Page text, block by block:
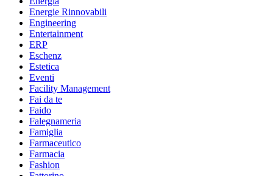
Energie Rinnovabili
Engineering
Entertainment
ERP
Eschenz
Estetica
Eventi
Facility Management
Fai da te
Faido
Falegnameria
Famiglia
Farmaceutico
Farmacia
Fashion